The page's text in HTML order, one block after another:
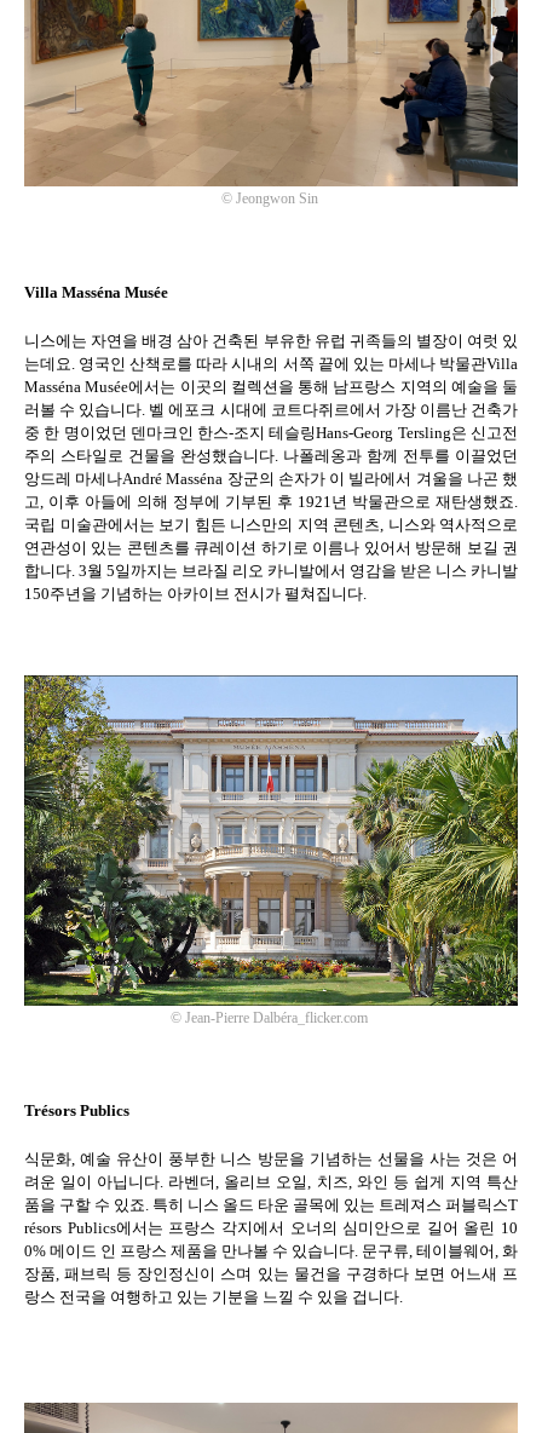
© Jeongwon Sin
Villa Masséna Musée
니스에는 자연을 배경 삼아 건축된 부유한 유럽 귀족들의 별장이 여럿 있
는데요 영국인 산책로를 따라 시내의 서쪽 끝에 있는 마세나 박물관Villa
Masséna Musée에서는 이곳의 컬렉션을 통해 남프랑스 지역의 예술을 둘
러볼 수 있습니다 벨 에포크 시대에 코트다쥐르에서 가장 이름난 건축가
중 한 명이었던 덴마크인 한스-조지 테슬링Hans-Georg Tersling은 신고전
주의 스타일로 건물을 완성했습니다 나폴레옹과 함께 전투를 이끌었던
앙드레 마세나André Masséna 장군의 손자가 이 빌라에서 겨울을 나곤 했
고
이후 아들에 의해 정부에 기부된 후 1921 년 박물관으로 재탄생했죠
국립 미술관에서는 보기 힘든 니스만의 지역 콘텐츠 니스와 역사적으로
연관성이 있는 콘텐츠를 큐레이션 하기로 이름나 있어서 방문해 보길 권
합니다 . 3월 5일까지는 브라질 리오 카니발에서 영감을 받은 니스 카니발
150주년을 기념하는 아카이브 전시가 펼쳐집니다
© Jean-Pierre Dalbéra_flicker.com
Trésors Publics
식문화 ,예술 유산이 풍부한 니스 방문을 기념하는 선물을 사는 것은 어
려운 일이 아닙니다 라벤더 올리브 오일 치즈 와인 등 쉽게 지역 특산
품을 구할 수 있죠 특히 니스 올드 타운 골목에 있는 트레져스 퍼블릭스T
résors Publics에서는 프랑스 각지에서 오너의 심미안으로 길어 올린 10
0% 메이드 인 프랑스 제품을 만나볼 수 있습니다 문구류 테이블웨어 화
장품 ,패브릭 등 장인정신이 스며 있는 물건을 구경하다 보면 어느새 프
랑스 전국을 여행하고 있는 기분을 느낄 수 있을 겁니다